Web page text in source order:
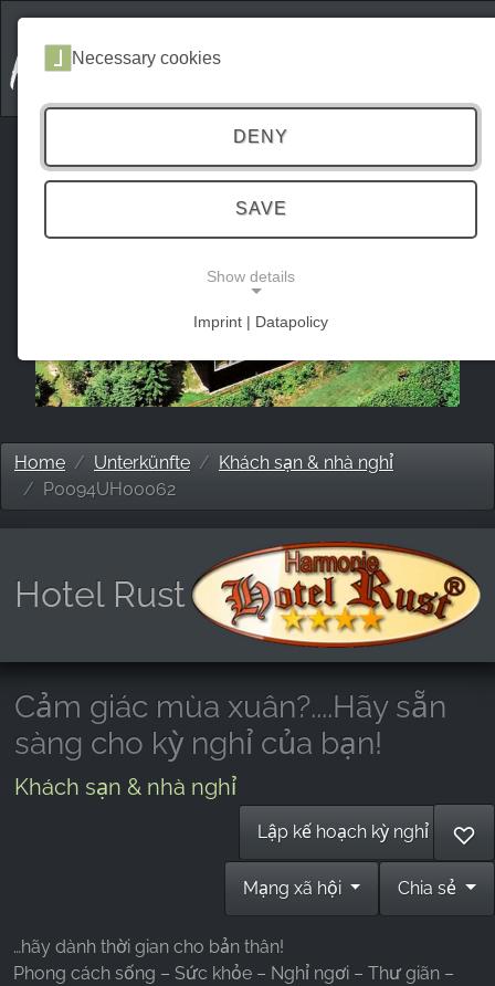
Home Unterkünfte
Khách sạn & nhà nghỉ
P0094UH00062
Hotel Rust
Cảm giác mùa xuân?....Hãy sẵn
sàng cho kỳ nghỉ của bạn!
Khách sạn & nhà nghỉ
Lập kế hoạch kỳ nghỉ ♡
Chia sẻ
Mạng xã hội
…hãy dành thời gian cho bản thân!
Phong cách sống – Sức khỏe – Nghỉ ngơi – Thư giãn –
Necessary cookies
DENY
SAVE
Show details
Imprint | Datapolicy